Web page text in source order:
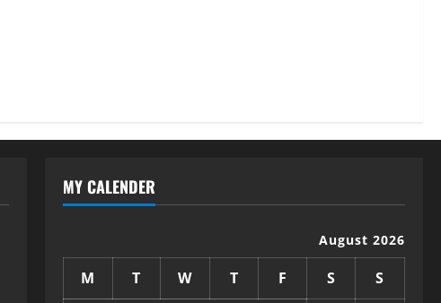
MY CALENDER
August 2026
M T W T F S S